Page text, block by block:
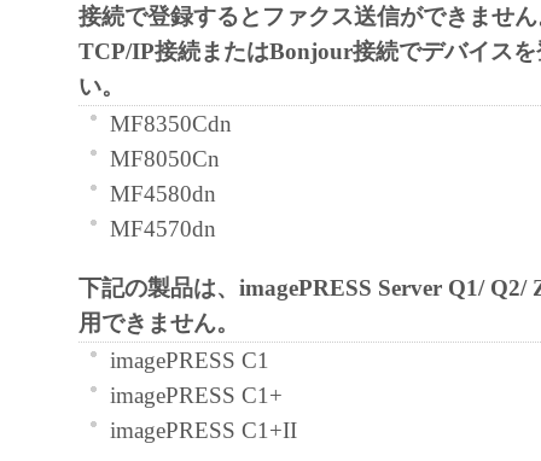
非独占的権利をお客様に対して許諾します
た「指定機器」にネットワークを通じて接
ューター上で、かかるコンピューターの使
「本ソフトウェア」を使用させることがで
るコンピューターの使用者に本契約書上の
を遵守させるとともに、その履行に関し全
を条件とします。
するためのバックアップとして、「本ソフ
部、複製することができます。
(3) 上記(1)および(2)に定める場合を除き、
ヤノンのライセンサーのいかなる知的財産
と黙示たるとを問わず、本契約書によって
接続で登録するとファクス送信ができませ
TCP/IP接続またはBonjour接続でデバイス
い。
MF8350Cdn
MF8050Cn
MF4580dn
MF4570dn
下記の製品は、imagePRESS Server Q1/ Q2/
用できません。
imagePRESS C1
imagePRESS C1+
imagePRESS C1+II